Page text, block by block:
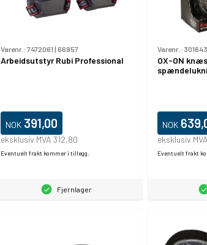
Varenr.: 7472061 | 66957
Arbeidsutstyr Rubi Professional
NOK 391,00
eksklusiv MVA 312,80
Eventuelt frakt kommer i tillegg.
Fjernlager
Varenr.:
OX-ON
NOK
eksklusiv
Eventuelt frakt